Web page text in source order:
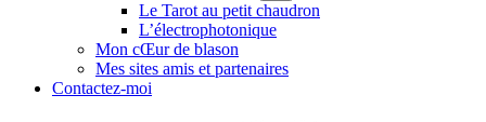
Le Tarot au petit chaudron
L’électrophotonique
Mon cŒur de blason
Mes sites amis et partenaires
Contactez-moi